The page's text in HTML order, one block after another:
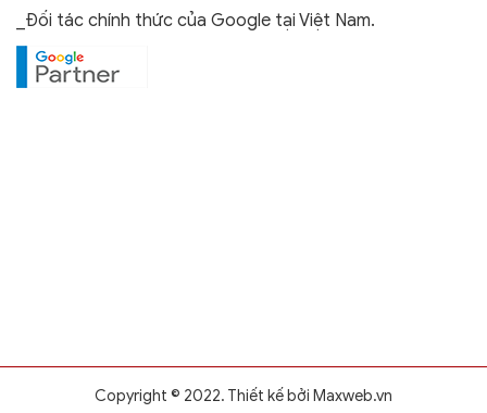
_Đối tác chính thức của Google tại Việt Nam.
Copyright © 2022. Thiết kế bởi Maxweb.vn